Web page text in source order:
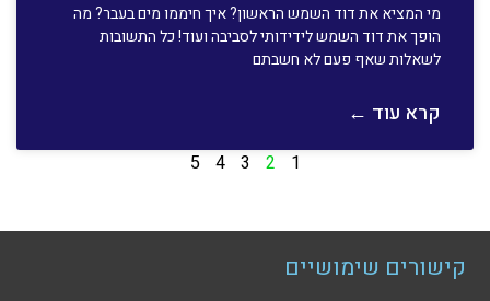
מי המציא את דוד השמש הראשון? איך חיממו מים בעבר? מה
הופך את דוד השמש לידידותי לסביבה ועוד! כל התשובות
לשאלות שאף פעם לא חשבתם
קרא עוד ←
1
2
3
4
5
קישורים שימושיים